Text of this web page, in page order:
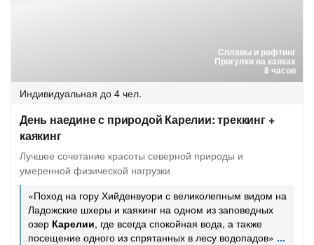
Сплавы и рафтинг
Прогулки на каяках
8 часов
Индивидуальная до 4 чел.
День наедине с природой Карелии: треккинг +
каякинг
Лучшее сочетание красоты северной природы и
умеренной физической нагрузки
«Поход на гору Хийденвуори с великолепным видом на
Ладожские шхеры и каякинг на одном из заповедных
озер Карелии, где всегда спокойная вода, а также
посещение одного из спрятанных в лесу водопадов»